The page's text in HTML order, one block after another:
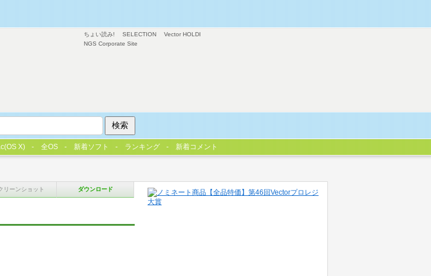
リーンショット ダウンロード
ちょい読み! SELECTION
Vector HOLDI
NGS Corporate Site
X) 全OS 新着ソフト ランキング 新着コメント